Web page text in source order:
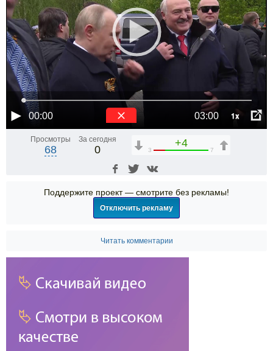
00:00 03:00 1x
Просмотры
68
За сегодня
0
+4
3 7
Поддержите проект — смотрите без рекламы!
Отключить рекламу
Читать комментарии